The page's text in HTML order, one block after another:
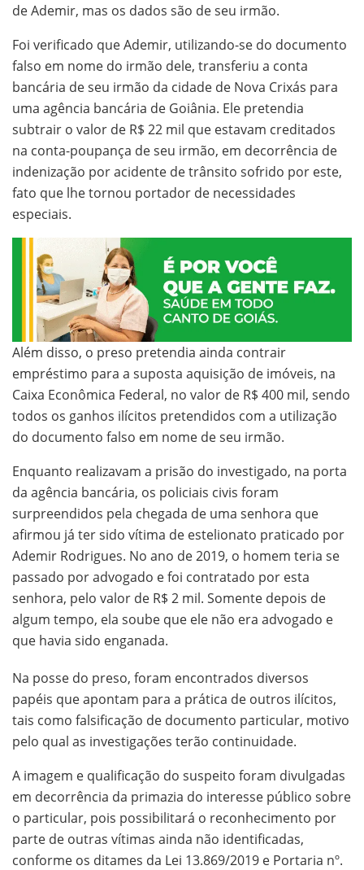
de Ademir, mas os dados são de seu irmão.
Foi verificado que Ademir, utilizando-se do documento
falso em nome do irmão dele, transferiu a conta
bancária de seu irmão da cidade de Nova Crixás para
uma agência bancária de Goiânia. Ele pretendia
subtrair o valor de R$ 22 mil que estavam creditados
na conta-poupança de seu irmão, em decorrência de
indenização por acidente de trânsito sofrido por este,
fato que lhe tornou portador de necessidades
especiais.
Além disso, o preso pretendia ainda contrair
empréstimo para a suposta aquisição de imóveis, na
Caixa Econômica Federal, no valor de R$ 400 mil, sendo
todos os ganhos ilícitos pretendidos com a utilização
do documento falso em nome de seu irmão.
Enquanto realizavam a prisão do investigado, na porta
da agência bancária, os policiais civis foram
surpreendidos pela chegada de uma senhora que
afirmou já ter sido vítima de estelionato praticado por
Ademir Rodrigues. No ano de 2019, o homem teria se
passado por advogado e foi contratado por esta
senhora, pelo valor de R$ 2 mil. Somente depois de
algum tempo, ela soube que ele não era advogado e
que havia sido enganada.
Na posse do preso, foram encontrados diversos
papéis que apontam para a prática de outros ilícitos,
tais como falsificação de documento particular, motivo
pelo qual as investigações terão continuidade.
A imagem e qualificação do suspeito foram divulgadas
em decorrência da primazia do interesse público sobre
o particular, pois possibilitará o reconhecimento por
parte de outras vítimas ainda não identificadas,
conforme os ditames da Lei 13.869/2019 e Portaria nº.